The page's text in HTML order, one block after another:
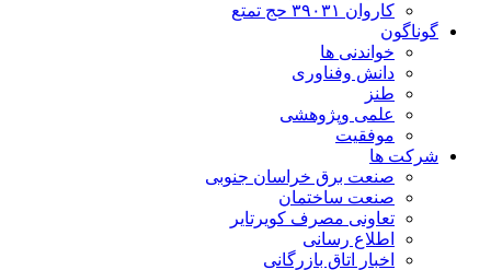
کاروان ۳۹۰۳۱ حج تمتع
گوناگون
خواندنی ها
دانش وفناوری
طنز
علمی وپژوهشی
موفقیت
شرکت ها
صنعت برق خراسان جنوبی
صنعت ساختمان
تعاونی مصرف کویرتایر
اطلاع رسانی
اخبار اتاق بازرگانی